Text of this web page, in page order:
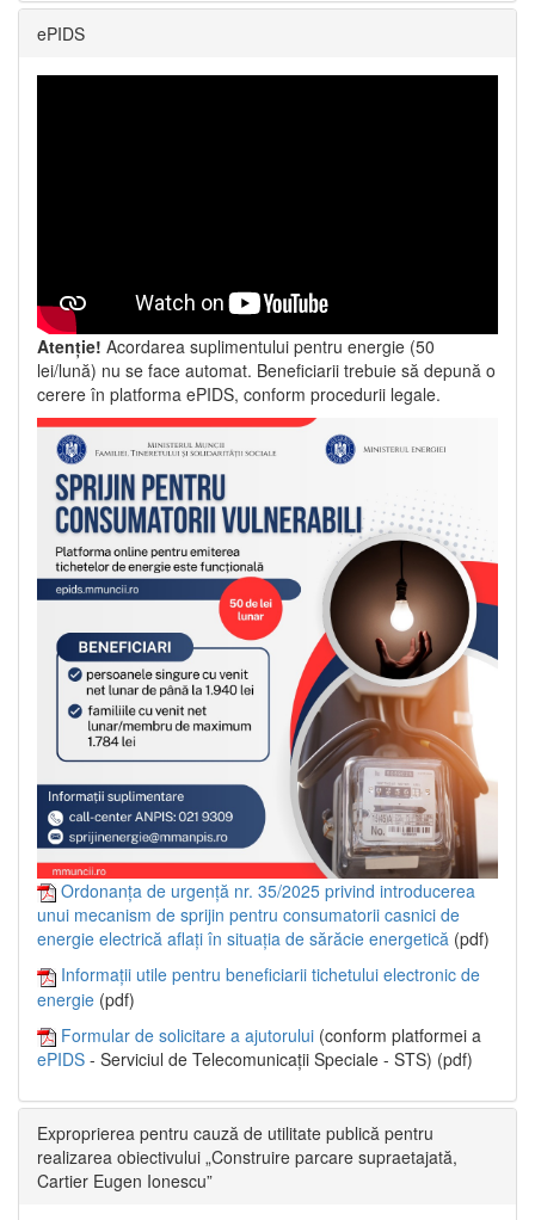
ePIDS
Atenție! Acordarea suplimentului pentru energie (50
lei/lună) nu se face automat. Beneficiarii trebuie să depună o
cerere în platforma ePIDS, conform procedurii legale.
Ordonanța de urgență nr. 35/2025 privind introducerea
unui mecanism de sprijin pentru consumatorii casnici de
energie electrică aflați în situația de sărăcie energetică (pdf)
Informații utile pentru beneficiarii tichetului electronic de
energie (pdf)
Formular de solicitare a ajutorului (conform platformei a
ePIDS - Serviciul de Telecomunicații Speciale - STS) (pdf)
Exproprierea pentru cauză de utilitate publică pentru
realizarea obiectivului „Construire parcare supraetajată,
Cartier Eugen Ionescu”